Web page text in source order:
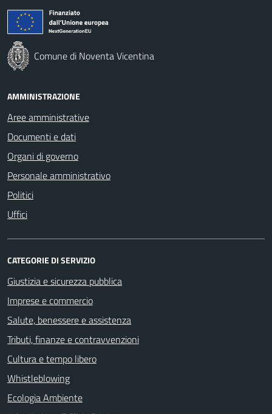
Comune di Noventa Vicentina
AMMINISTRAZIONE
Aree amministrative
Documenti e dati
Organi di governo
Personale amministrativo
Politici
Uffici
CATEGORIE DI SERVIZIO
Giustizia e sicurezza pubblica
Imprese e commercio
Salute, benessere e assistenza
Tributi, finanze e contravvenzioni
Cultura e tempo libero
Whistleblowing
Ecologia Ambiente